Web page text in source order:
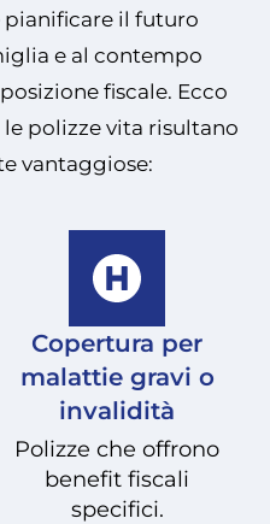
pianificare il futuro
e al contempo
fiscale. Ecco
polizze vita risultano
vantaggiose:
Copertura per
malattie gravi o
invalidità
Polizze che offrono
benefit fiscali
specifici.